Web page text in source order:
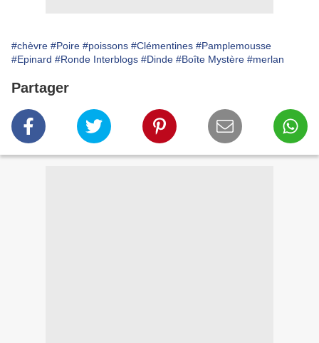
#chèvre #Poire #poissons #Clémentines #Pamplemousse
#Epinard #Ronde Interblogs #Dinde #Boîte Mystère #merlan
Partager